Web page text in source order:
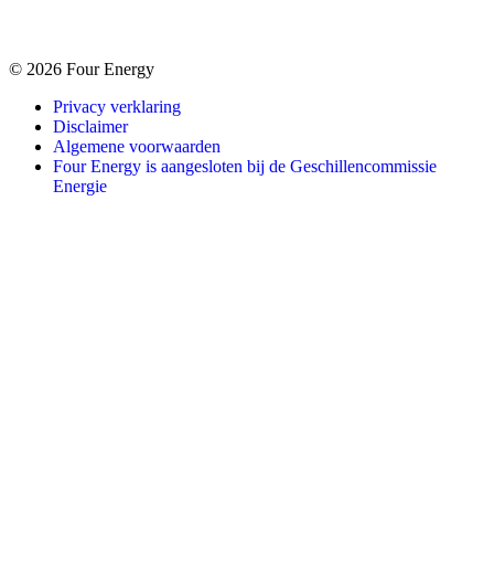
© 2026 Four Energy
Privacy verklaring
Disclaimer
Algemene voorwaarden
Four Energy is aangesloten bij de Geschillencommissie
Energie